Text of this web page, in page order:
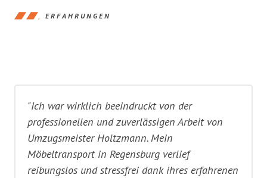
ERFAHRUNGEN
"Ich war wirklich beeindruckt von der
professionellen und zuverlässigen Arbeit von
Umzugsmeister Holtzmann. Mein
Möbeltransport in Regensburg verlief
reibungslos und stressfrei dank ihres erfahrenen